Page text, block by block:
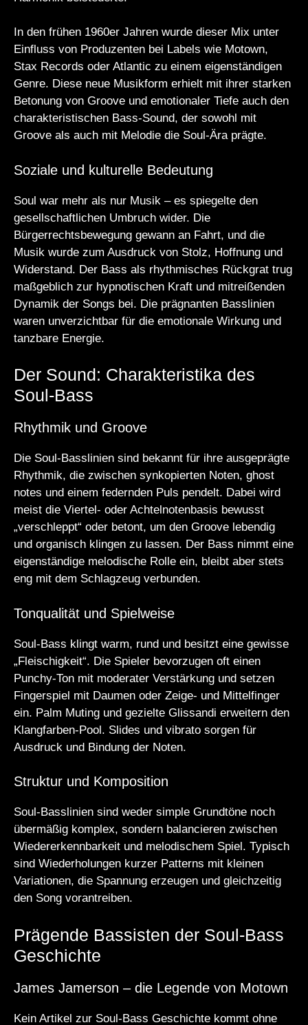
In den frühen 1960er Jahren wurde dieser Mix unter
Einfluss von Produzenten bei Labels wie Motown,
Stax Records oder Atlantic zu einem eigenständigen
Genre. Diese neue Musikform erhielt mit ihrer starken
Betonung von Groove und emotionaler Tiefe auch den
charakteristischen Bass-Sound, der sowohl mit
Groove als auch mit Melodie die Soul-Ära prägte.
Soziale und kulturelle Bedeutung
Soul war mehr als nur Musik – es spiegelte den
gesellschaftlichen Umbruch wider. Die
Bürgerrechtsbewegung gewann an Fahrt, und die
Musik wurde zum Ausdruck von Stolz, Hoffnung und
Widerstand. Der Bass als rhythmisches Rückgrat trug
maßgeblich zur hypnotischen Kraft und mitreißenden
Dynamik der Songs bei. Die prägnanten Basslinien
waren unverzichtbar für die emotionale Wirkung und
tanzbare Energie.
Der Sound: Charakteristika des
Soul-Bass
Rhythmik und Groove
Die Soul-Basslinien sind bekannt für ihre ausgeprägte
Rhythmik, die zwischen synkopierten Noten, ghost
notes und einem federnden Puls pendelt. Dabei wird
meist die Viertel- oder Achtelnotenbasis bewusst
„verschleppt“ oder betont, um den Groove lebendig
und organisch klingen zu lassen. Der Bass nimmt eine
eigenständige melodische Rolle ein, bleibt aber stets
eng mit dem Schlagzeug verbunden.
Tonqualität und Spielweise
Soul-Bass klingt warm, rund und besitzt eine gewisse
„Fleischigkeit“. Die Spieler bevorzugen oft einen
Punchy-Ton mit moderater Verstärkung und setzen
Fingerspiel mit Daumen oder Zeige- und Mittelfinger
ein. Palm Muting und gezielte Glissandi erweitern den
Klangfarben-Pool. Slides und vibrato sorgen für
Ausdruck und Bindung der Noten.
Struktur und Komposition
Soul-Basslinien sind weder simple Grundtöne noch
übermäßig komplex, sondern balancieren zwischen
Wiedererkennbarkeit und melodischem Spiel. Typisch
sind Wiederholungen kurzer Patterns mit kleinen
Variationen, die Spannung erzeugen und gleichzeitig
den Song vorantreiben.
Prägende Bassisten der Soul-Bass
Geschichte
James Jamerson – die Legende von Motown
Kein Artikel zur Soul-Bass Geschichte kommt ohne